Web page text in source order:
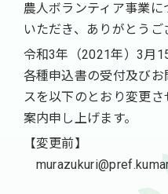
農人ボランティア事業
いただき、ありがとうご
令和3年（2021年）3月
各種申込書の受付及び
スを以下のとおり変更
案内申し上げます。
【変更前】